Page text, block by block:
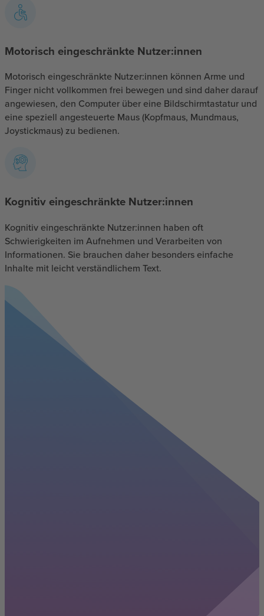
Motorisch eingeschränkte Nutzer:innen
Motorisch eingeschränkte Nutzer:innen können Arme und
Finger nicht vollkommen frei bewegen und sind daher darauf
angewiesen, den Computer über eine Bildschirmtastatur und
eine speziell angesteuerte Maus (Kopfmaus, Mundmaus,
Joystickmaus) zu bedienen.
Kognitiv eingeschränkte Nutzer:innen
Kognitiv eingeschränkte Nutzer:innen haben oft
Schwierigkeiten im Aufnehmen und Verarbeiten von
Informationen. Sie brauchen daher besonders einfache
Inhalte mit leicht verständlichem Text.